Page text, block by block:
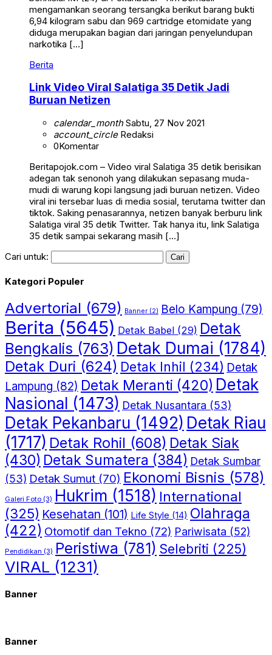
mengamankan seorang tersangka berikut barang bukti
6,94 kilogram sabu dan 969 cartridge etomidate yang
diduga merupakan bagian dari jaringan penyelundupan
narkotika […]
Berita
Link Video Viral Salatiga 35 Detik Jadi
Buruan Netizen
calendar_monthSabtu, 27 Nov 2021
account_circleRedaksi
0Komentar
Beritapojok.com – Video viral Salatiga 35 detik berisikan
adegan tak senonoh yang dilakukan sepasang muda-
mudi di warung kopi langsung jadi buruan netizen. Video
viral ini tersebar luas di media sosial, terutama twitter dan
tiktok. Saking penasarannya, netizen banyak berburu link
Salatiga viral 35 detik Twitter. Tak hanya itu, link Salatiga
35 detik sampai sekarang masih […]
Cari untuk:
Kategori Populer
Advertorial (679) Banner (2) Belo Kampung (79)
Berita (5645) Detak Babel (29) Detak
Bengkalis (763) Detak Dumai (1784)
Detak Duri (624) Detak Inhil (234) Detak
Lampung (82) Detak Meranti (420) Detak
Nasional (1473) Detak Nusantara (53)
Detak Pekanbaru (1492) Detak Riau
(1717) Detak Rohil (608) Detak Siak
(430) Detak Sumatera (384) Detak Sumbar
(53) Detak Sumut (70) Ekonomi Bisnis (578)
Galeri Foto (3) Hukrim (1518) International
(325) Kesehatan (101) Life Style (14) Olahraga
(422) Otomotif dan Tekno (72) Pariwisata (52)
Pendidikan (3) Peristiwa (781) Selebriti (225)
VIRAL (1231)
Banner
Banner